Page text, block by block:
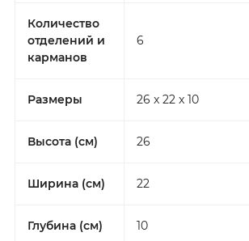
Количество
отделений и
карманов
6
Размеры 26 x 22 x 10
Высота (см) 26
Ширина (см) 22
Глубина (см) 10